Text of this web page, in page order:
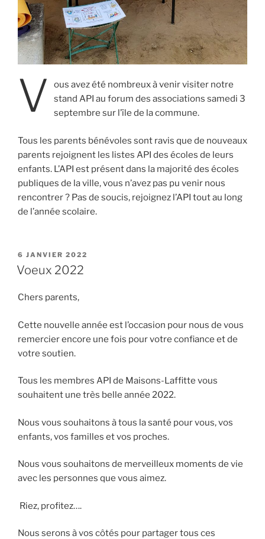
V
ous avez été nombreux à venir visiter notre
stand API au forum des associations samedi 3
septembre sur l’île de la commune.
Tous les parents bénévoles sont ravis que de nouveaux
parents rejoignent les listes API des écoles de leurs
enfants. L’API est présent dans la majorité des écoles
publiques de la ville, vous n’avez pas pu venir nous
rencontrer ? Pas de soucis, rejoignez l’API tout au long
de l’année scolaire.
PUBLIÉ
LE
6 JANVIER 2022
Voeux 2022
Chers parents,
Cette nouvelle année est l’occasion pour nous de vous
remercier encore une fois pour votre confiance et de
votre soutien.
Tous les membres API de Maisons-Laffitte vous
souhaitent une très belle année 2022.
Nous vous souhaitons à tous la santé pour vous, vos
enfants, vos familles et vos proches.
Nous vous souhaitons de merveilleux moments de vie
avec les personnes que vous aimez.
Riez, profitez….
Nous serons à vos côtés pour partager tous ces